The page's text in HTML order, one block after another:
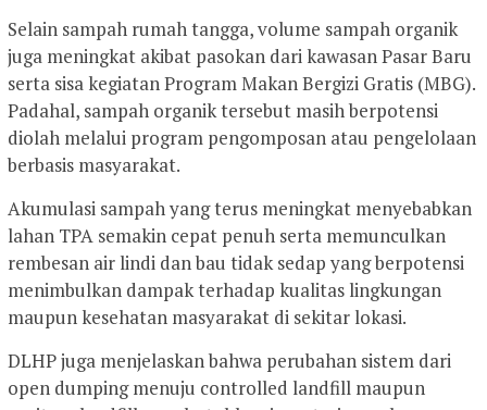
Selain sampah rumah tangga, volume sampah organik
juga meningkat akibat pasokan dari kawasan Pasar Baru
serta sisa kegiatan Program Makan Bergizi Gratis (MBG).
Padahal, sampah organik tersebut masih berpotensi
diolah melalui program pengomposan atau pengelolaan
berbasis masyarakat.
Akumulasi sampah yang terus meningkat menyebabkan
lahan TPA semakin cepat penuh serta memunculkan
rembesan air lindi dan bau tidak sedap yang berpotensi
menimbulkan dampak terhadap kualitas lingkungan
maupun kesehatan masyarakat di sekitar lokasi.
DLHP juga menjelaskan bahwa perubahan sistem dari
open dumping menuju controlled landfill maupun